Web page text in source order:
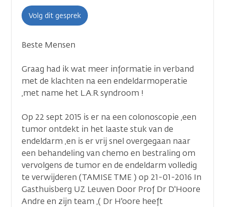
Volg dit gesprek
Beste Mensen
Graag had ik wat meer informatie in verband
met de klachten na een endeldarmoperatie
,met name het L.A.R syndroom !
Op 22 sept 2015 is er na een colonoscopie ,een
tumor ontdekt in het laaste stuk van de
endeldarm ,en is er vrij snel overgegaan naar
een behandeling van chemo en bestraling om
vervolgens de tumor en de endeldarm volledig
te verwijderen (TAMISE TME ) op 21-01-2016 In
Gasthuisberg UZ Leuven Door Prof Dr D'Hoore
Andre en zijn team ,( Dr H'oore heeft